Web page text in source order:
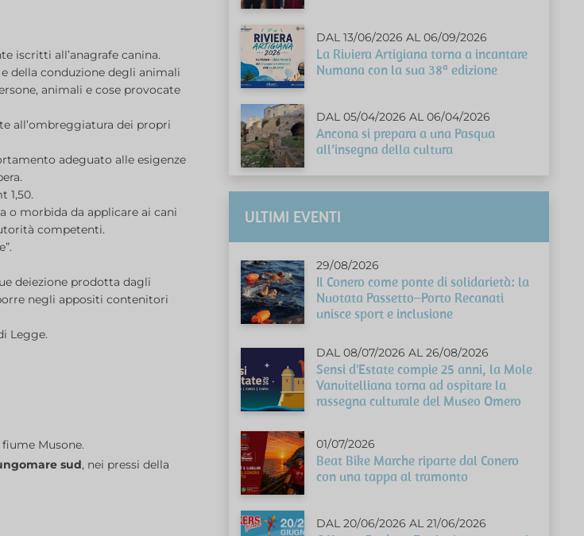
iscritti all’anagrafe canina.
della conduzione degli animali
animali e cose provocate
all’ombreggiatura dei propri
adeguato alle esigenze
1,50.
o morbida da applicare ai cani
competenti.
deiezione prodotta dagli
negli appositi contenitori
Legge.
Musone.
sud, nei pressi della
DAL 13/06/2026 AL 06/09/2026
La Riviera Artigiana torna a incantare
Numana con la sua 38ª edizione
DAL 05/04/2026 AL 06/04/2026
Ancona si prepara a una Pasqua
all’insegna della cultura
ULTIMI EVENTI
29/08/2026
Il Conero come ponte di solidarietà: la
Nuotata Passetto–Porto Recanati
unisce sport e inclusione
DAL 08/07/2026 AL 26/08/2026
Sensi d'Estate compie 25 anni, la Mole
Vanvitelliana torna ad ospitare la
rassegna culturale del Museo Omero
01/07/2026
Beat Bike Marche riparte dal Conero
con una tappa al tramonto
DAL 20/06/2026 AL 21/06/2026